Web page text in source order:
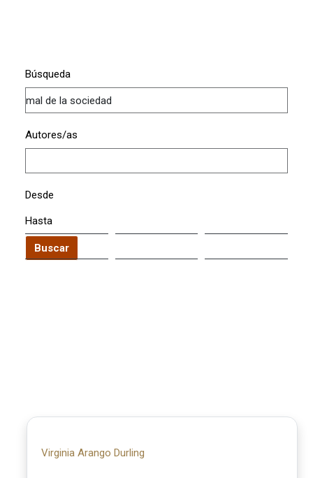
Búsqueda
Autores/as
Desde
Hasta
Buscar
Virginia Arango Durling